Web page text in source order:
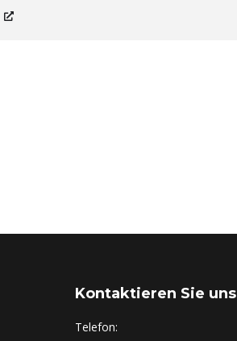
Kontaktieren Sie uns
Telefon: